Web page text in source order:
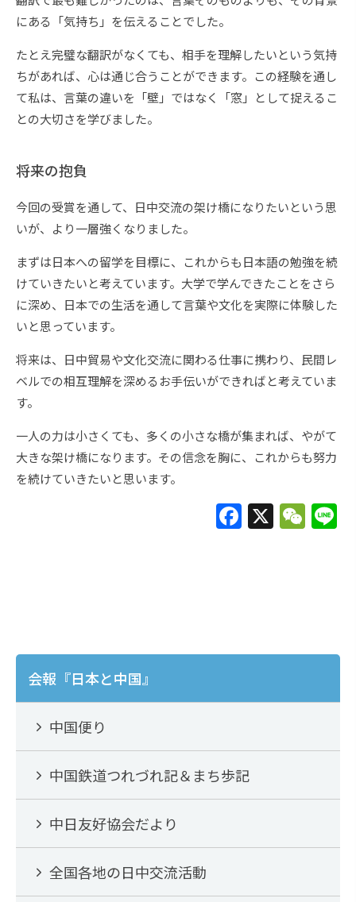
にある「気持ち」を伝えることでした。
たとえ完璧な翻訳がなくても、相手を理解したいという気持
ちがあれば、心は通じ合うことができます。この経験を通し
て私は、言葉の違いを「壁」ではなく「窓」として捉えるこ
との大切さを学びました。
将来の抱負
今回の受賞を通して、日中交流の架け橋になりたいという思
いが、より一層強くなりました。
まずは日本への留学を目標に、これからも日本語の勉強を続
けていきたいと考えています。大学で学んできたことをさら
に深め、日本での生活を通して言葉や文化を実際に体験した
いと思っています。
将来は、日中貿易や文化交流に関わる仕事に携わり、民間レ
ベルでの相互理解を深めるお手伝いができればと考えていま
す。
一人の力は小さくても、多くの小さな橋が集まれば、やがて
大きな架け橋になります。その信念を胸に、これからも努力
を続けていきたいと思います。
F
a
k
X W
e
会報『日本と中国』
中国便り
中国鉄道つれづれ記＆まち歩記
中日友好協会だより
全国各地の日中交流活動